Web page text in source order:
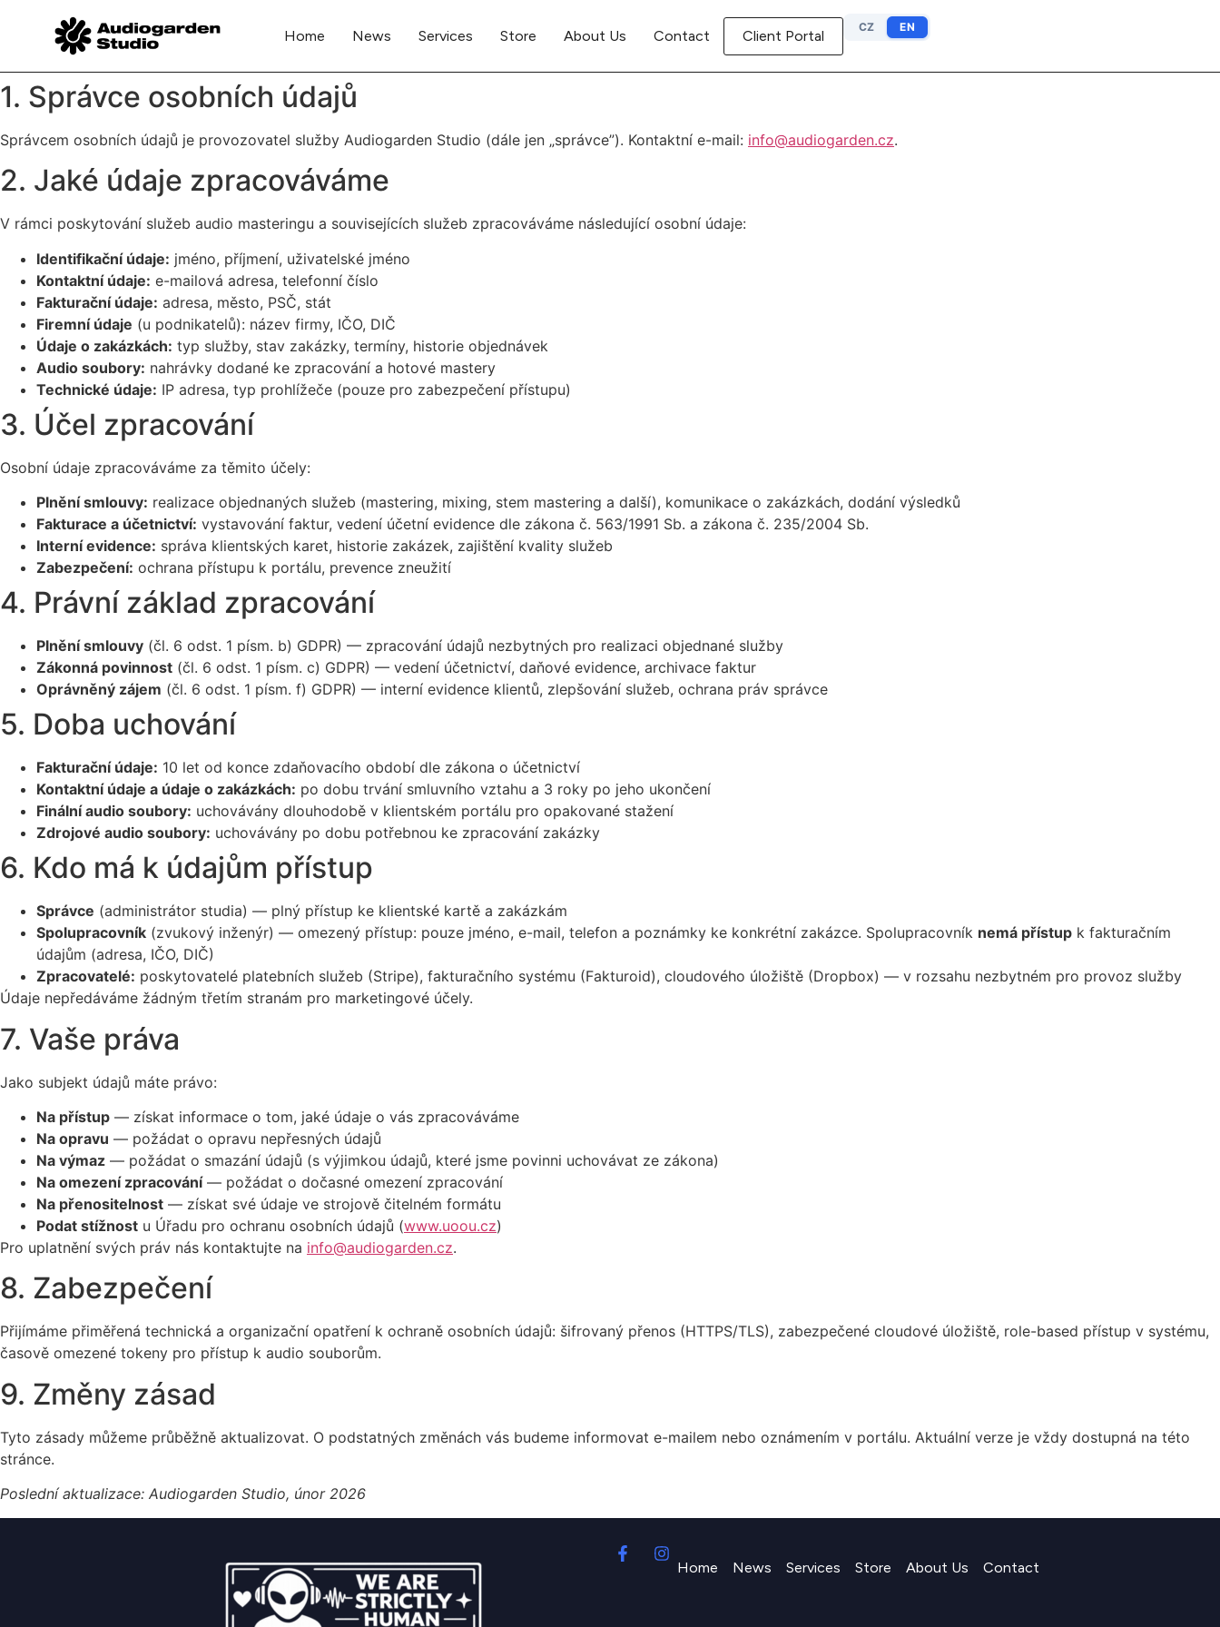
Home News Services Store About Us Contact Client Portal
CZ EN
1. Správce osobních údajů
Správcem osobních údajů je provozovatel služby Audiogarden Studio (dále jen „správce”). Kontaktní e-mail: info@audiogarden.cz.
2. Jaké údaje zpracováváme
V rámci poskytování služeb audio masteringu a souvisejících služeb zpracováváme následující osobní údaje:
Identifikační údaje: jméno, příjmení, uživatelské jméno
Kontaktní údaje: e-mailová adresa, telefonní číslo
Fakturační údaje: adresa, město, PSČ, stát
Firemní údaje (u podnikatelů): název firmy, IČO, DIČ
Údaje o zakázkách: typ služby, stav zakázky, termíny, historie objednávek
Audio soubory: nahrávky dodané ke zpracování a hotové mastery
Technické údaje: IP adresa, typ prohlížeče (pouze pro zabezpečení přístupu)
3. Účel zpracování
Osobní údaje zpracováváme za těmito účely:
Plnění smlouvy: realizace objednaných služeb (mastering, mixing, stem mastering a další), komunikace o zakázkách, dodání výsledků
Fakturace a účetnictví: vystavování faktur, vedení účetní evidence dle zákona č. 563/1991 Sb. a zákona č. 235/2004 Sb.
Interní evidence: správa klientských karet, historie zakázek, zajištění kvality služeb
Zabezpečení: ochrana přístupu k portálu, prevence zneužití
4. Právní základ zpracování
Plnění smlouvy (čl. 6 odst. 1 písm. b) GDPR) — zpracování údajů nezbytných pro realizaci objednané služby
Zákonná povinnost (čl. 6 odst. 1 písm. c) GDPR) — vedení účetnictví, daňové evidence, archivace faktur
Oprávněný zájem (čl. 6 odst. 1 písm. f) GDPR) — interní evidence klientů, zlepšování služeb, ochrana práv správce
5. Doba uchování
Fakturační údaje: 10 let od konce zdaňovacího období dle zákona o účetnictví
Kontaktní údaje a údaje o zakázkách: po dobu trvání smluvního vztahu a 3 roky po jeho ukončení
Finální audio soubory: uchovávány dlouhodobě v klientském portálu pro opakované stažení
Zdrojové audio soubory: uchovávány po dobu potřebnou ke zpracování zakázky
6. Kdo má k údajům přístup
Správce (administrátor studia) — plný přístup ke klientské kartě a zakázkám
Spolupracovník (zvukový inženýr) — omezený přístup: pouze jméno, e-mail, telefon a poznámky ke konkrétní zakázce. Spolupracovník nemá přístup k fakturačním
údajům (adresa, IČO, DIČ)
Zpracovatelé: poskytovatelé platebních služeb (Stripe), fakturačního systému (Fakturoid), cloudového úložiště (Dropbox) — v rozsahu nezbytném pro provoz služby
Údaje nepředáváme žádným třetím stranám pro marketingové účely.
7. Vaše práva
Jako subjekt údajů máte právo:
Na přístup — získat informace o tom, jaké údaje o vás zpracováváme
Na opravu — požádat o opravu nepřesných údajů
Na výmaz — požádat o smazání údajů (s výjimkou údajů, které jsme povinni uchovávat ze zákona)
Na omezení zpracování— požádat o dočasné omezení zpracování
Na přenositelnost — získat své údaje ve strojově čitelném formátu
Podat stížnost u Úřadu pro ochranu osobních údajů (www.uoou.cz)
Pro uplatnění svých práv nás kontaktujte na info@audiogarden.cz.
8. Zabezpečení
Přijímáme přiměřená technická a organizační opatření k ochraně osobních údajů: šifrovaný přenos (HTTPS/TLS), zabezpečené cloudové úložiště, role-based přístup v systému,
časově omezené tokeny pro přístup k audio souborům.
9. Změny zásad
Tyto zásady můžeme průběžně aktualizovat. O podstatných změnách vás budeme informovat e-mailem nebo oznámením v portálu. Aktuální verze je vždy dostupná na této
stránce.
Poslední aktualizace: Audiogarden Studio, únor 2026
Home News Services Store About Us Contact